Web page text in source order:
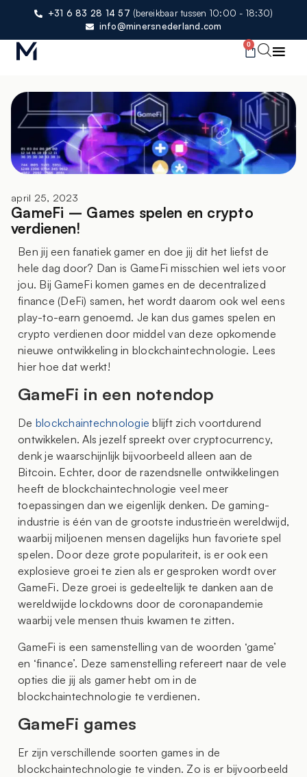
+31 6 83 28 14 57 (bereikbaar tussen 10:00 - 18:30)
info@minersnederland.com
0
april 25, 2023
GameFi – Games spelen en crypto
verdienen!
Ben jij een fanatiek gamer en doe jij dit het liefst de
hele dag door? Dan is GameFi misschien wel iets voor
jou. Bij GameFi komen games en de decentralized
finance (DeFi) samen, het wordt daarom ook wel eens
play-to-earn genoemd. Je kan dus games spelen en
crypto verdienen door middel van deze opkomende
nieuwe ontwikkeling in blockchaintechnologie. Lees
hier hoe dat werkt!
GameFi in een notendop
De blockchaintechnologie blijft zich voortdurend
ontwikkelen. Als jezelf spreekt over cryptocurrency,
denk je waarschijnlijk bijvoorbeeld alleen aan de
Bitcoin. Echter, door de razendsnelle ontwikkelingen
heeft de blockchaintechnologie veel meer
toepassingen dan we eigenlijk denken. De gaming-
industrie is één van de grootste industrieën wereldwijd,
waarbij miljoenen mensen dagelijks hun favoriete spel
spelen. Door deze grote populariteit, is er ook een
explosieve groei te zien als er gesproken wordt over
GameFi. Deze groei is gedeeltelijk te danken aan de
wereldwijde lockdowns door de coronapandemie
waarbij vele mensen thuis kwamen te zitten.
GameFi is een samenstelling van de woorden ‘game’
en ‘finance’. Deze samenstelling refereert naar de vele
opties die jij als gamer hebt om in de
blockchaintechnologie te verdienen.
GameFi games
Er zijn verschillende soorten games in de
blockchaintechnologie te vinden. Zo is er bijvoorbeeld